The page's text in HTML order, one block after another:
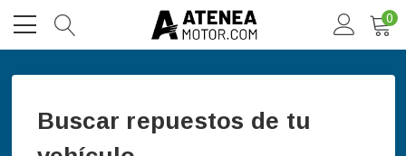
0
Buscar repuestos de tu